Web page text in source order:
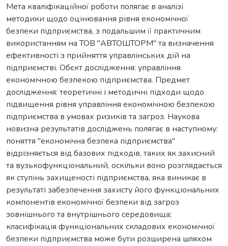
Мета кваліфікаційної роботи полягає в аналізі
методики щодо оцінювання рівня економічної
безпеки підприємства, з подальшим її практичним
використанням на ТОВ "АВТОШТОРМ" та визначення
ефективності з прийняття управлінських дій на
підприємстві. Обєкт дослідження: управління
економічною безпекою підприємства. Предмет
дослідження: теоретичні і методичні підходи щодо
підвищення рівня управління економічною безпекою
підприємства в умовах ризиків та загроз. Наукова
новизна результатів досліджень полягає в наступному:
поняття "економічна безпека підприємства"
відрізняється від базових підходів, таких як захисний
та вузькофункціональний, оскільки воно розглядається
як ступінь захищеності підприємства, яка виникає в
результаті забезпечення захисту його функціональних
компонентів економічної безпеки від загроз
зовнішнього та внутрішнього середовища;
класифікація функціональних складових економічної
безпеки підприємства може бути розширена шляхом